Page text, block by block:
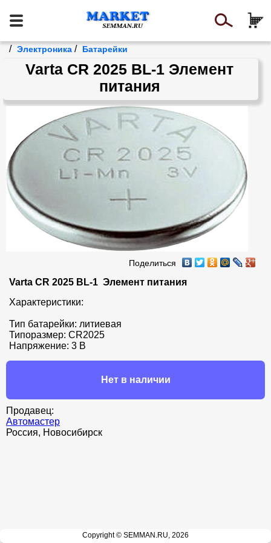
/ Электроника / Батарейки
Varta CR 2025 BL-1 Элемент
питания
Поделиться
Varta CR 2025 BL-1  Элемент питания
Характеристики:
Тип батарейки: литиевая
Типоразмер: CR2025
Напряжение: 3 В
Нет в наличии
Продавец:
Автомастер
Россия, Новосибирск
Copyright © SEMMAN.RU, 2026